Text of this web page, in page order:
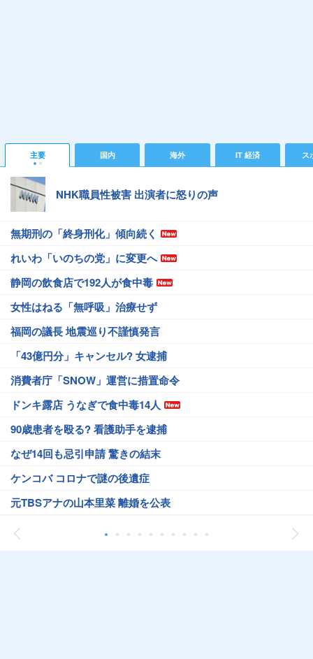
主要 国内 海外 IT 経済 ス
NHK職員性被害 出演者に怒りの声
無期刑の「終身刑化」傾向続く
れいわ「いのちの党」に変更へ
静岡の飲食店で192人が食中毒
女性はねる「無呼吸」治療せず
福岡の議長 地震巡り不謹慎発言
「43億円分」キャンセル? 女逮捕
消費者庁「SNOW」運営に措置命令
ドンキ露店 うなぎで食中毒14人
90歳患者を殴る? 看護助手を逮捕
なぜ14回も忌引申請 驚きの結末
ケンコバ コロナで謎の後遺症
元TBSアナの山本里菜 離婚を公表